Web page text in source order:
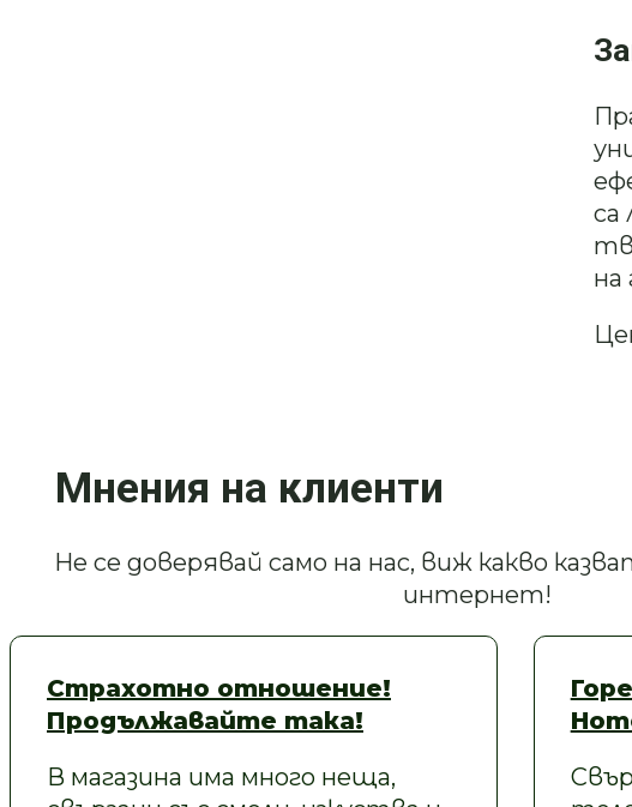
са
на
Мнения на клиенти
Не се доверявай само на нас, виж какво
интернет!
Страхотно отношение!
Продължавайте така!
В магазина има много неща,